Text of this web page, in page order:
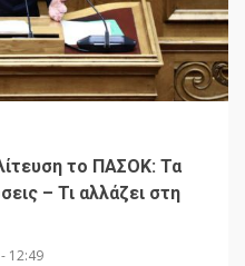
το ΠΑΣΟΚ: Τα
– Τι αλλάζει στη
12:49